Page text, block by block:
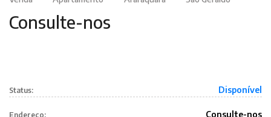
Consulte-nos
Status: Disponível
Endereço: Consulte-nos